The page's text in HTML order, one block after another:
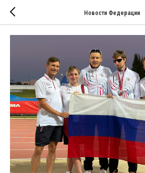
Новости Федерации